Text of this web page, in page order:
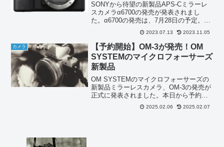
SONYから待望の新製品APS-Cミラーレ
スカメラα6700の発売が発表されまし
た。α6700の発売は、7月28日の予定。予
約開始は7月18日の模様。価格はオープン
価格。ソニー/APS-C/ミラーレス一眼カメ
ラ / α6700 /ILCE-...
2023.07.13 2023.11.05
カメラ
【予約開始】OM-3が発売！OM
SYSTEMのマイクロフォーサーズ
新製品
OM SYSTEMのマイクロフォーサーズの
新製品ミラーレスカメラ、OM-3の発売が
正式に発表されました。本日から予約受
付開始。発売日は3月1日とのこと。
OMSYSTEM OM-3OM-1やOM-1 MarkII
2025.02.06 2025.02.07